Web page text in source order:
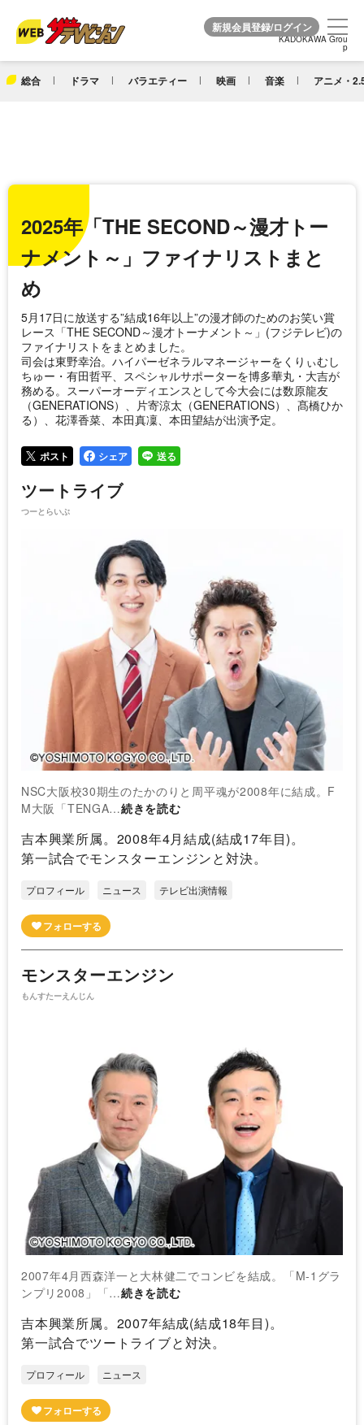
KADOKAWA Grou
p
総合 ドラマ バラエティー 映画 音楽 アニメ・
KADOKAWA Grou
p
2025年「THE SECOND～漫才トー
ナメント～」ファイナリストまと
め
5月17日に放送する”結成16年以上”の漫才師のためのお笑い賞
レース「THE SECOND～漫才トーナメント～」(フジテレビ)の
ファイナリストをまとめました。
司会は東野幸治。ハイパーゼネラルマネージャーをくりぃむし
ちゅー・有田哲平、スペシャルサポーターを博多華丸・大吉が
務める。スーパーオーディエンスとして今大会には数原龍友
（GENERATIONS）、片寄涼太（GENERATIONS）、髙橋ひか
る）、花澤香菜、本田真凜、本田望結が出演予定。
ポスト シェア 送る
ツートライブ
つーとらいぶ
NSC大阪校30期生のたかのりと周平魂が2008年に結成。F
M大阪「TENGA…続きを読む
吉本興業所属。2008年4月結成(結成17年目)。
第一試合でモンスターエンジンと対決。
プロフィール ニュース テレビ出演情報
モンスターエンジン
もんすたーえんじん
2007年4月西森洋一と大林健二でコンビを結成。「M-1グラ
ンプリ2008」「…続きを読む
吉本興業所属。2007年結成(結成18年目)。
第一試合でツートライブと対決。
プロフィール ニュース